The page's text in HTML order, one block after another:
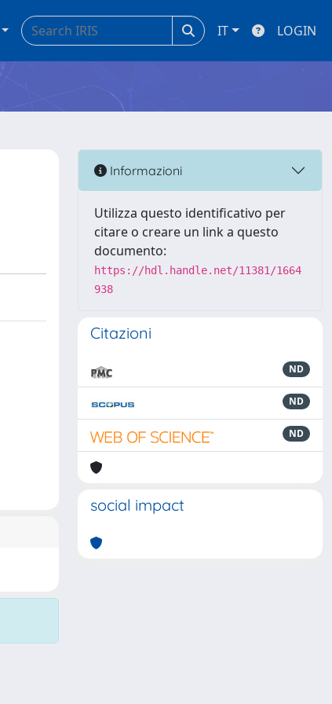
IT LOGIN
Informazioni
Utilizza questo identificativo per
citare o creare un link a questo
documento:
https://hdl.handle.net/11381/1664
938
Citazioni
ND
ND
ND
social impact